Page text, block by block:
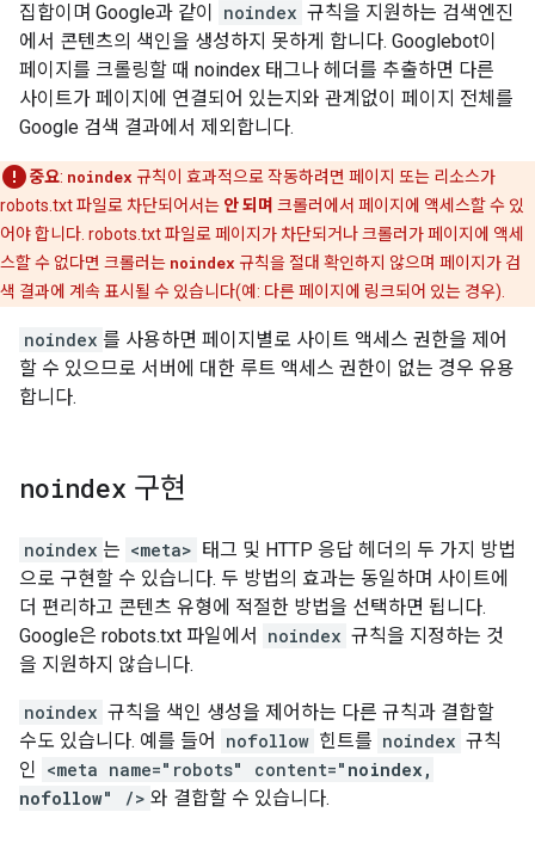
집합이며 Google과 같이
noindex 규칙을 지원하는 검색엔진
에서 콘텐츠의 색인을 생성하지 못하게 합니다. Googlebot이
페이지를 크롤링할 때 noindex 태그나 헤더를 추출하면 다른
사이트가 페이지에 연결되어 있는지와 관계없이 페이지 전체를
Google 검색 결과에서 제외합니다.
중요: noindex 규칙이 효과적으로 작동하려면 페이지 또는 리소스가
robots.txt 파일로 차단되어서는 안 되며 크롤러에서 페이지에 액세스할 수 있
어야 합니다. robots.txt 파일로 페이지가 차단되거나 크롤러가 페이지에 액세
스할 수 없다면 크롤러는 noindex 규칙을 절대 확인하지 않으며 페이지가 검
색 결과에 계속 표시될 수 있습니다(예: 다른 페이지에 링크되어 있는 경우).
noindex 를 사용하면 페이지별로 사이트 액세스 권한을 제어
할 수 있으므로 서버에 대한 루트 액세스 권한이 없는 경우 유용
합니다.
noindex 구현
noindex 는 <meta> 태그 및 HTTP 응답 헤더의 두 가지 방법
으로 구현할 수 있습니다. 두 방법의 효과는 동일하며 사이트에
더 편리하고 콘텐츠 유형에 적절한 방법을 선택하면 됩니다.
Google은 robots.txt 파일에서
noindex 규칙을 지정하는 것
을 지원하지 않습니다.
noindex 규칙을 색인 생성을 제어하는 다른 규칙과 결합할
수도 있습니다. 예를 들어
nofollow 힌트를 noindex 규칙
인 <meta name="robots" content=" noindex,
nofollow" /> 와 결합할 수 있습니다.